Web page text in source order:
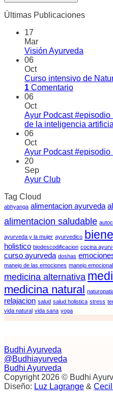
Últimas Publicaciones
17
Mar
Visión Ayurveda
06
Oct
Curso intensivo de
1 Comentario
06
Oct
Ayur Podcast
de la inteligencia
06
Oct
Ayur Podcast #episodio
20
Sep
Ayur Club
Tag Cloud
abhyanga alimentacion ayurveda
alimentacion saludable
ayurveda y la mujer ayurvedico
holistico biodescodificacion cocina
curso ayurveda doshas
manejo de las emociones manejo emocional
medicina alternativa
medicina natural
relajacion salud salud holistica stress
vida natural vida sana yoga
Budhi Ayurveda
@Budhiayurveda
Budhi Ayurveda
Copyright 2026 © Budhi
Diseño: Luz Lagrange &